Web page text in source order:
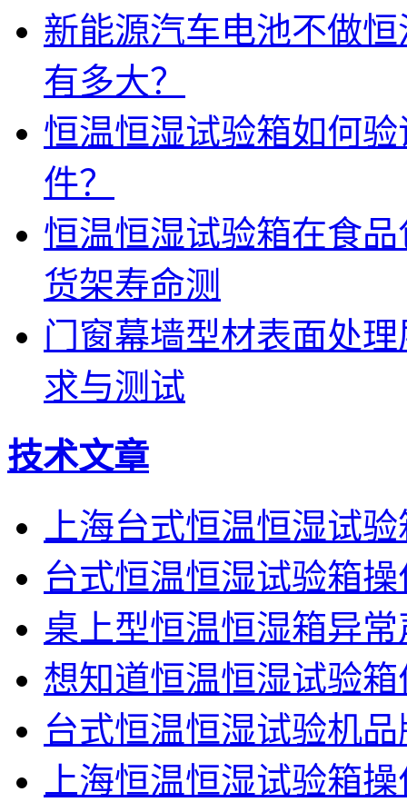
新能源汽车电池不做
有多大？
恒温恒湿试验箱如何
件？
恒温恒湿试验箱在食
货架寿命测
门窗幕墙型材表面处
求与测试
技术文章
上海台式恒温恒湿试
台式恒温恒湿试验箱
桌上型恒温恒湿箱异
想知道恒温恒湿试验
台式恒温恒湿试验机
上海恒温恒湿试验箱